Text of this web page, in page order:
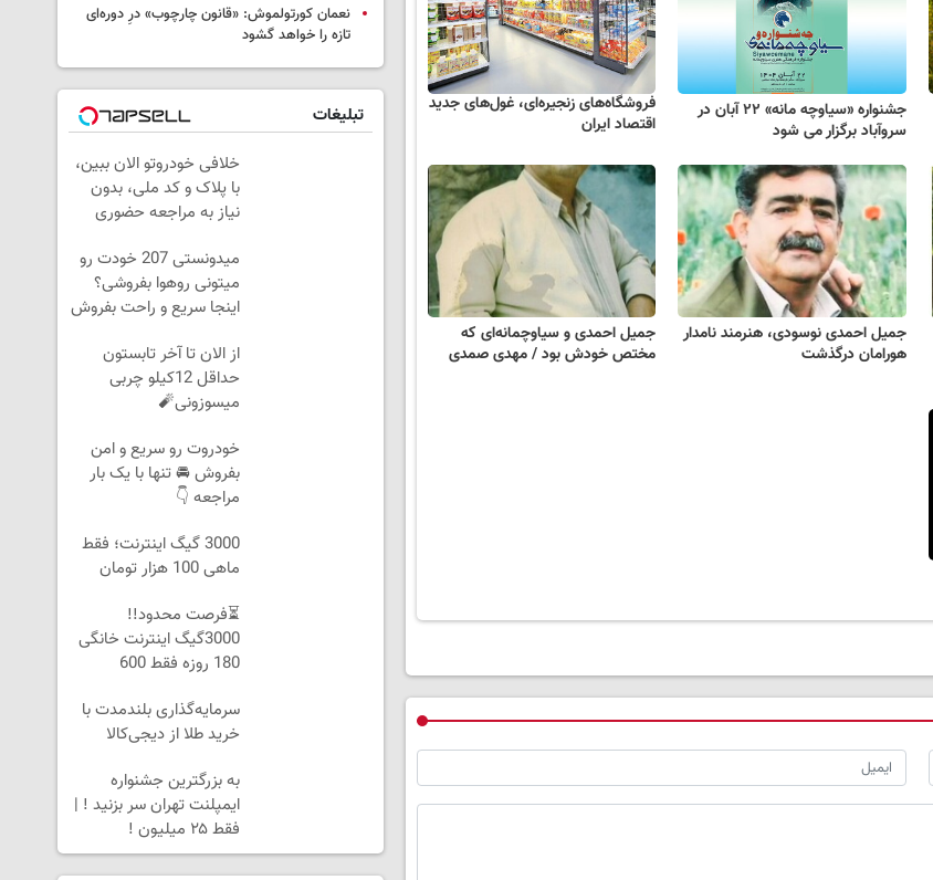
جشنواره «سیاوچه مانه» ۲۲ آبان در
سروآباد برگزار می شود
فروشگاه‌های زنجیره‌ای، غول‌های جدید
اقتصاد ایران
جمیل احمدی نوسودی، هنرمند نامدار
هورامان درگذشت
جمیل احمدی و سیاوچمانه‌ای که
مختص خودش بود / مهدی صمدی
نعمان کورتولموش: «قانون چارچوب» درِ دوره‌ای
تازه را خواهد گشود
تبلیغات
خلافی خودروتو الان ببین،
با پلاک و کد ملی، بدون
نیاز به مراجعه حضوری
میدونستی 207 خودت رو
میتونی روهوا بفروشی؟
اینجا سریع و راحت بفروش
از الان تا آخر تابستون
حداقل 12کیلو چربی
میسوزونی🧨
خودروت رو سریع و امن
بفروش 🚘 تنها با یک بار
مراجعه 👇
3000 گیگ اینترنت؛ فقط
ماهی 100 هزار تومان
⏳فرصت محدود!!
3000گیگ اینترنت خانگی
180 روزه فقط 600
سرمایه‌گذاری بلندمدت با
خرید طلا از دیجی‌کالا
به بزرگترین جشنواره
ایمپلنت تهران سر بزنید ! |
فقط ۲۵ میلیون !